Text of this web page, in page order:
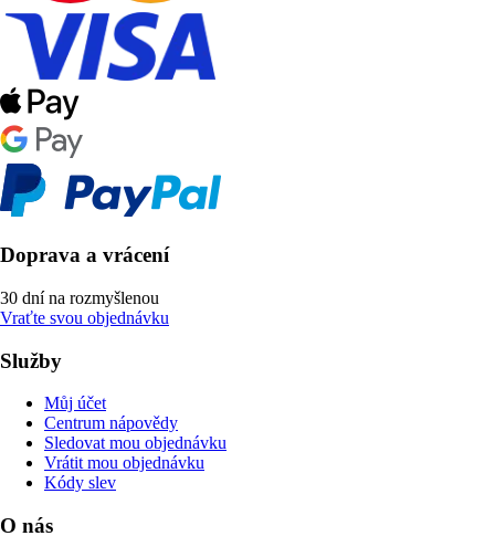
Doprava a vrácení
30 dní na rozmyšlenou
Vraťte svou objednávku
Služby
Můj účet
Centrum nápovědy
Sledovat mou objednávku
Vrátit mou objednávku
Kódy slev
O nás